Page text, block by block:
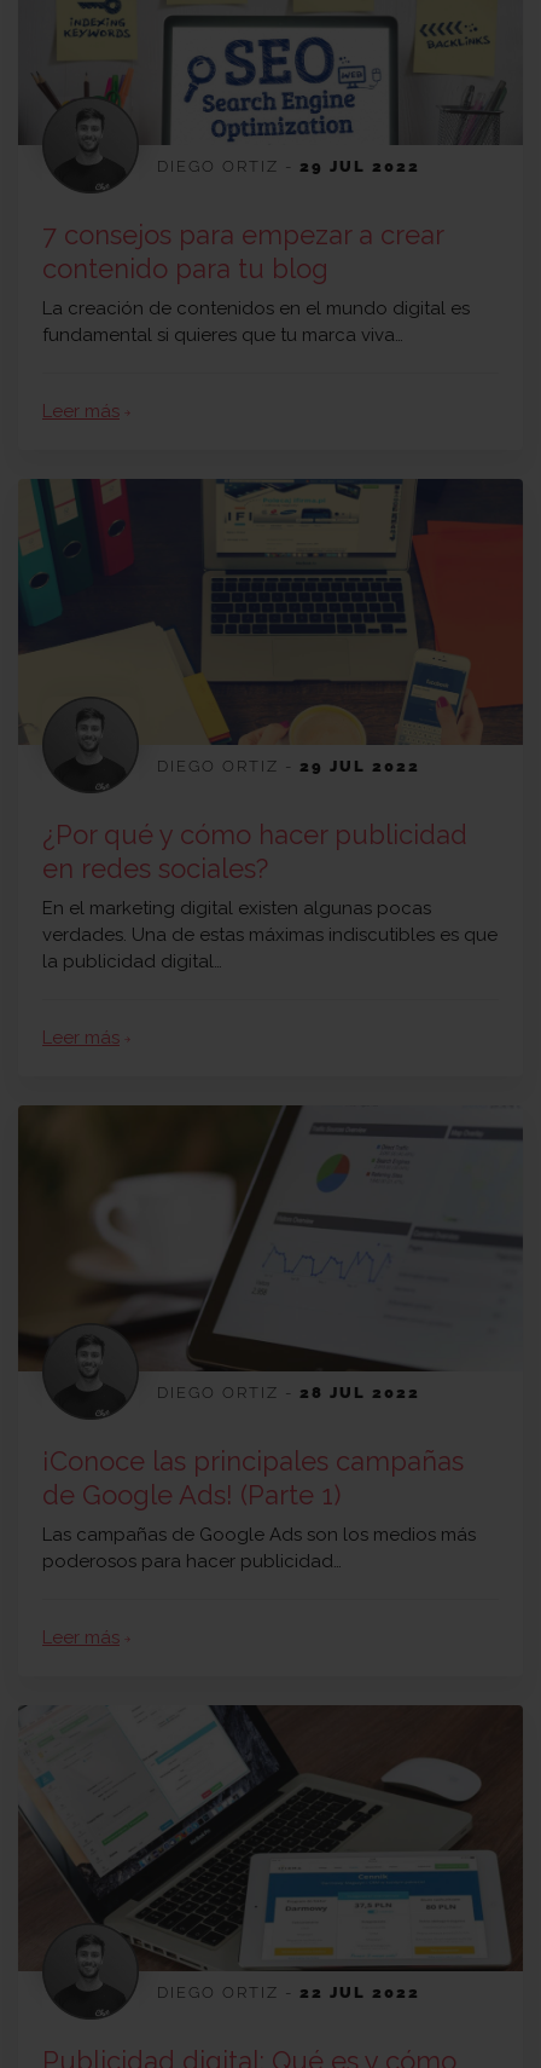
DIEGO ORTIZ - 29 JUL 2022
7 consejos para empezar a crear
contenido para tu blog
La creación de contenidos en el mundo digital es
fundamental si quieres que tu marca viva…
Leer más arrow_forward
DIEGO ORTIZ - 29 JUL 2022
¿Por qué y cómo hacer publicidad
en redes sociales?
En el marketing digital existen algunas pocas
verdades. Una de estas máximas indiscutibles es que
la publicidad digital…
Leer más arrow_forward
DIEGO ORTIZ - 28 JUL 2022
¡Conoce las principales campañas
de Google Ads! (Parte 1)
Las campañas de Google Ads son los medios más
poderosos para hacer publicidad…
Leer más arrow_forward
DIEGO ORTIZ - 22 JUL 2022
Publicidad digital: Qué es y cómo